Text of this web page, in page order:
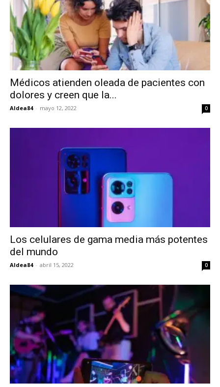
Médicos atienden oleada de pacientes con
dolores y creen que la...
Aldea84 - mayo 12, 2022 0
Los celulares de gama media más potentes
del mundo
Aldea84 - abril 15, 2022 0